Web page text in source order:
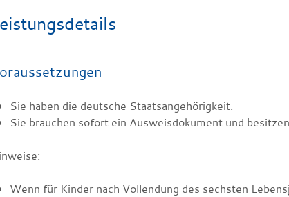
Sie haben die deutsche Staatsangehörigkeit.
Sie brauchen sofort ein Ausweisdokument und
Wenn für Kinder nach Vollendung des sechsten